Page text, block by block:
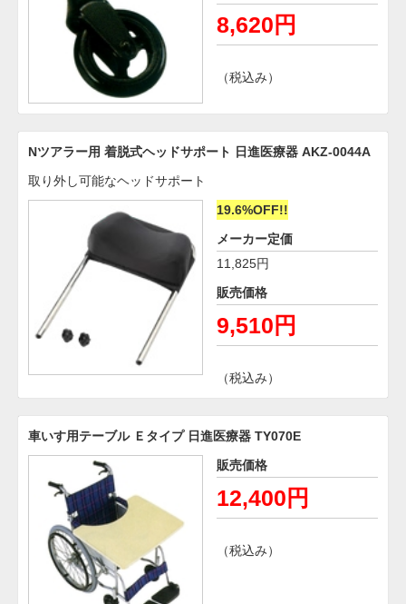
8,620円
（税込み）
Nツアラー用 着脱式ヘッドサポート 日進医療器 AKZ-0044A
取り外し可能なヘッドサポート
19.6%OFF!!
メーカー定価
11,825円
販売価格
9,510円
（税込み）
車いす用テーブル Ｅタイプ 日進医療器 TY070E
販売価格
12,400円
（税込み）